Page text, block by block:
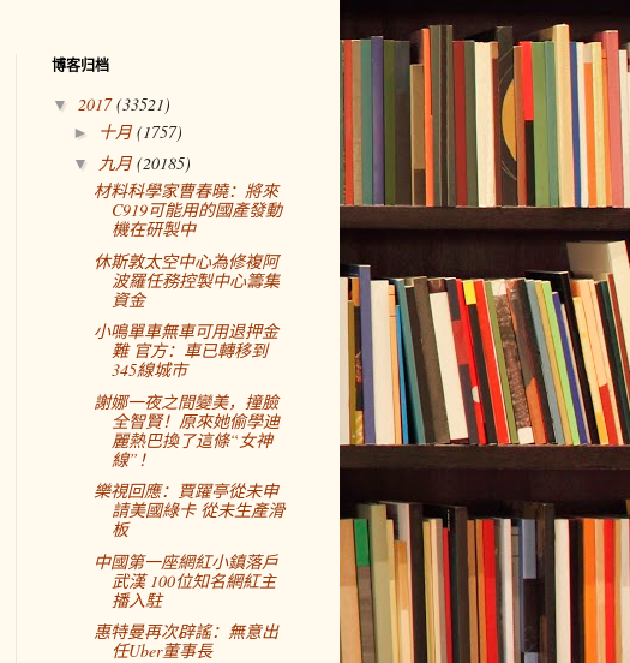
博客归档
▼ 2017(33521)
► 十月(1757)
▼ 九月(20185)
材料科學家曹春曉：將來
C919可能用的國產發動
機在研製中
休斯敦太空中心為修複阿
波羅任務控製中心籌集
資金
小鳴單車無車可用退押金
難 官方：車已轉移到
345線城市
謝娜一夜之間變美，撞臉
全智賢！原來她偷學迪
麗熱巴換了這條“女神
線”！
樂視回應：賈躍亭從未申
請美國綠卡 從未生產滑
板
中國第一座網紅小鎮落戶
武漢 100位知名網紅主
播入駐
惠特曼再次辟謠：無意出
任Uber董事長